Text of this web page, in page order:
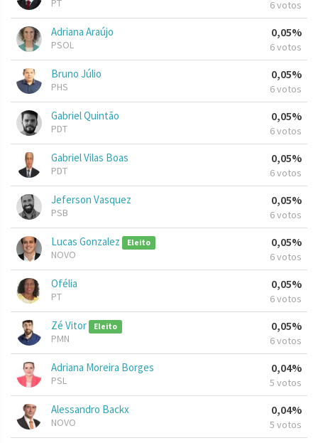
PT 6 votos
Adriana Araújo
PSOL
0,05%
6 votos
Bruno Júlio
PHS
0,05%
6 votos
Gabriel Quintão
PDT
0,05%
6 votos
Gabriel Vilas Boas
PDT
0,05%
6 votos
Jeferson Vasquez
PSB
0,05%
6 votos
Lucas Gonzalez Eleito
NOVO
0,05%
6 votos
Ofélia
PT
0,05%
6 votos
Zé Vitor Eleito
PMN
0,05%
6 votos
Adriana Moreira Borges
PSL
0,04%
5 votos
Alessandro Backx
NOVO
0,04%
5 votos